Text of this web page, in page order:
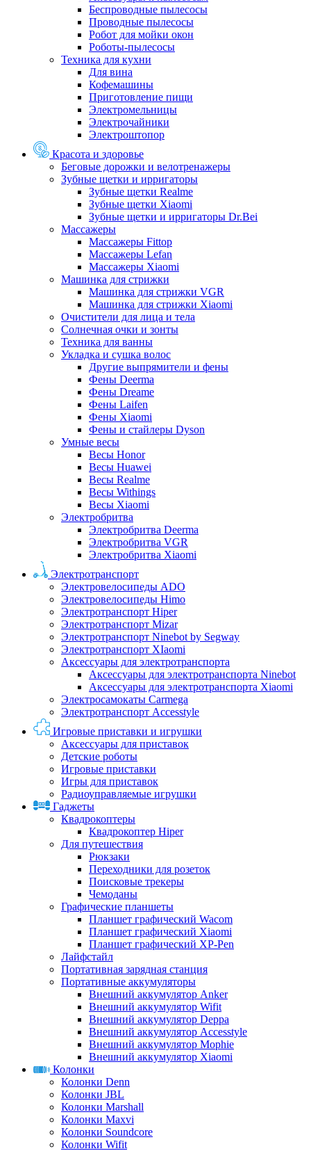
Беспроводные пылесосы
Проводные пылесосы
Робот для мойки окон
Роботы-пылесосы
Техника для кухни
Для вина
Кофемашины
Приготовление пищи
Электромельницы
Электрочайники
Электроштопор
Красота и здоровье
Беговые дорожки и велотренажеры
Зубные щетки и ирригаторы
Зубные щетки Realme
Зубные щетки Xiaomi
Зубные щетки и ирригаторы Dr.Bei
Массажеры
Массажеры Fittop
Массажеры Lefan
Массажеры Xiaomi
Машинка для стрижки
Машинка для стрижки VGR
Машинка для стрижки Xiaomi
Очистители для лица и тела
Солнечная очки и зонты
Техника для ванны
Укладка и сушка волос
Другие выпрямители и фены
Фены Deerma
Фены Dreame
Фены Laifen
Фены Xiaomi
Фены и стайлеры Dyson
Умные весы
Весы Honor
Весы Huawei
Весы Realme
Весы Withings
Весы Xiaomi
Электробритва
Электробритва Deerma
Электробритва VGR
Электробритва Xiaomi
Электротранспорт
Электровелосипеды ADO
Электровелосипеды Himo
Электротранспорт Hiper
Электротранспорт Mizar
Электротранспорт Ninebot by Segway
Электротранспорт XIaomi
Аксессуары для электротранспорта
Аксессуары для электротранспорта Ninebot
Аксессуары для электротранспорта Xiaomi
Электросамокаты Carmega
Электротранспорт Accesstyle
Игровые приставки и игрушки
Аксессуары для приставок
Детские роботы
Игровые приставки
Игры для приставок
Радиоуправляемые игрушки
Гаджеты
Квадрокоптеры
Квадрокоптер Hiper
Для путешествия
Рюкзаки
Переходники для розеток
Поисковые трекеры
Чемоданы
Графические планшеты
Планшет графический Wacom
Планшет графический Xiaomi
Планшет графический XP-Pen
Лайфстайл
Портативная зарядная станция
Портативные аккумуляторы
Внешний аккумулятор Anker
Внешний аккумулятор Wifit
Внешний аккумулятор Deppa
Внешний аккумулятор Accesstyle
Внешний аккумулятор Mophie
Внешний аккумулятор Xiaomi
Колонки
Колонки Denn
Колонки JBL
Колонки Marshall
Колонки Maxvi
Колонки Soundcore
Колонки Wifit